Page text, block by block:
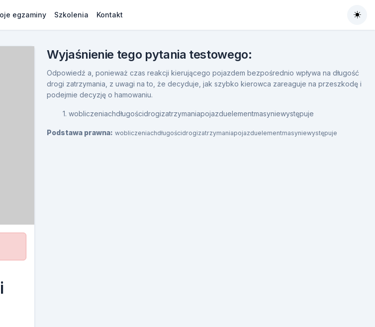
egzaminy Szkolenia Kontakt
Wyjaśnienie tego pytania testowego:
Odpowiedź a, ponieważ czas reakcji kierującego pojazdem bezpośrednio wpływa na długość
drogi zatrzymania, z uwagi na to, że decyduje, jak szybko kierowca zareaguje na przeszkodę i
podejmie decyzję o hamowaniu.
1. wobliczeniachdługościdrogizatrzymaniapojazduelementmasyniewystępuje
Podstawa prawna: wobliczeniachdługościdrogizatrzymaniapojazduelementmasyniewystępuje